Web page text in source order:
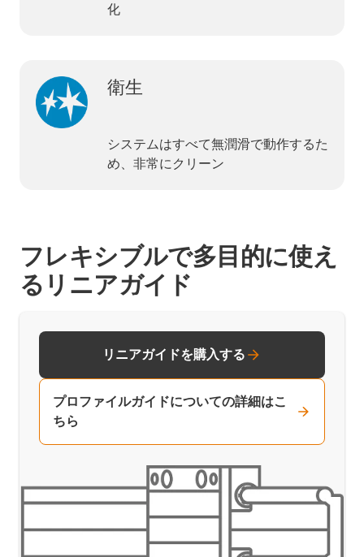
化
衛生
システムはすべて無潤滑で動作するた
め、非常にクリーン
フレキシブルで多目的に使え
るリニアガイド
リニアガイドを購入する
プロファイルガイドについての詳細はこ
ちら